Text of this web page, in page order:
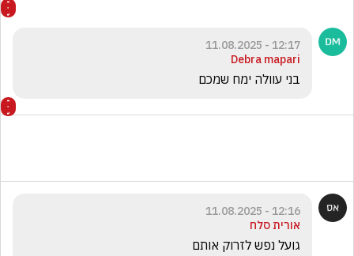
12:17 - 11.08.2025
Debra mapari
בני עוולה ימח שמכם
12:16 - 11.08.2025
אורית סלח
גועל נפש לזרוק אותם